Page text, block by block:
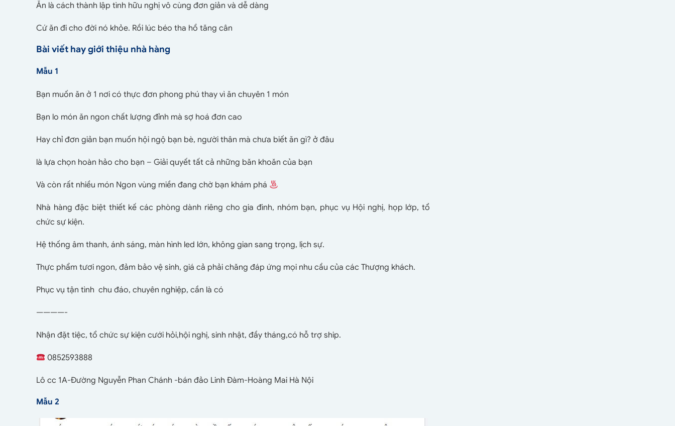
Ăn là cách thành lập tình hữu nghị vô cùng đơn giản và dễ dàng
Cứ ăn đi cho đời nó khỏe. Rồi lúc béo tha hồ tăng cân
Bài viết hay giới thiệu nhà hàng
Mẫu 1
Bạn muốn ăn ở 1 nơi có thực đơn phong phú thay vì ăn chuyên 1 món
Bạn lo món ăn ngon chất lượng đỉnh mà sợ hoá đơn cao
Hay chỉ đơn giản bạn muốn hội ngộ bạn bè, người thân mà chưa biết ăn gì? ở đâu
là lựa chọn hoàn hảo cho bạn – Giải quyết tất cả những băn khoăn của bạn
Và còn rất nhiều món Ngon vùng miền đang chờ bạn khám phá
Nhà hàng đặc biệt thiết kế các phòng dành riêng cho gia đình, nhóm bạn, phục vụ Hội nghị, họp lớp, tổ
chức sự kiện.
Hệ thống âm thanh, ánh sáng, màn hình led lớn, không gian sang trọng, lịch sự.
Thực phẩm tươi ngon, đảm bảo vệ sinh, giá cả phải chăng đáp ứng mọi nhu cầu của các Thượng khách.
Phục vụ tận tình chu đáo, chuyên nghiệp, cần là có
————-
Nhận đặt tiệc, tổ chức sự kiện cưới hỏi,hội nghị, sinh nhật, đầy tháng,có hỗ trợ ship.
0852593888
Lô cc 1A-Đường Nguyễn Phan Chánh -bán đảo Linh Đàm-Hoàng Mai Hà Nội
Mẫu 2